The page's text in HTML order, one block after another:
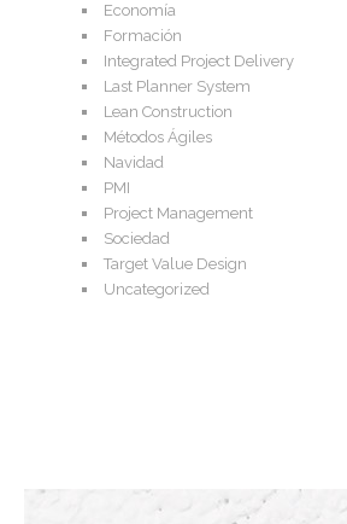
Economía
Formación
Integrated Project Delivery
Last Planner System
Lean Construction
Métodos Ágiles
Navidad
PMI
Project Management
Sociedad
Target Value Design
Uncategorized